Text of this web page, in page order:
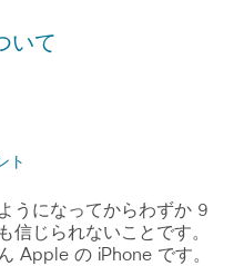
いて
ト
うになってからわずか 9
信じられないことです。
Apple の iPhone です。